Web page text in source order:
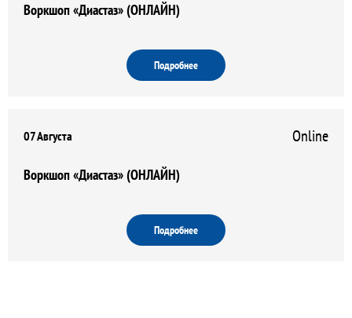
Воркшоп «Диастаз» (ОНЛАЙН)
Подробнее
07 Августа Online
Воркшоп «Диастаз» (ОНЛАЙН)
Подробнее